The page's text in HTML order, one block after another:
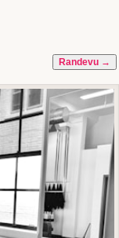
Randevu →